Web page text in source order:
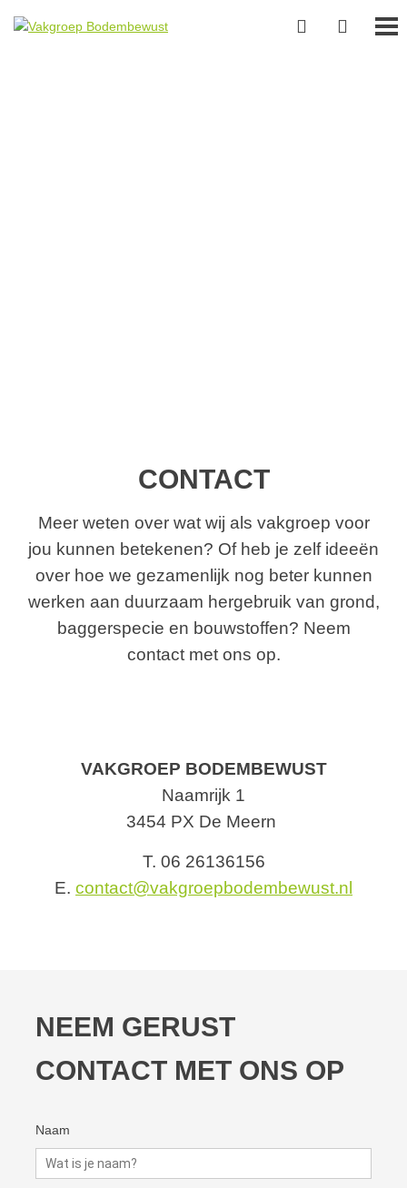
CONTACT
Meer weten over wat wij als vakgroep voor
jou kunnen betekenen? Of heb je zelf ideeën
over hoe we gezamenlijk nog beter kunnen
werken aan duurzaam hergebruik van grond,
baggerspecie en bouwstoffen? Neem
contact met ons op.
VAKGROEP BODEMBEWUST
Naamrijk 1
3454 PX De Meern
T. 06 26136156
E. contact@vakgroepbodembewust.nl
NEEM GERUST
CONTACT MET ONS OP
Naam